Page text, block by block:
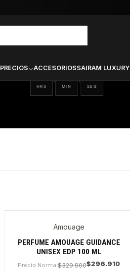
PRECIOS ACCESORIOSSAIRAM LUXURY
10
HRS
: 46
MIN
: 39
SEG
Amouage
PERFUME AMOUAGE GUIDANCE
UNISEX EDP 100 ML
Precio Normal$329.900$296.910